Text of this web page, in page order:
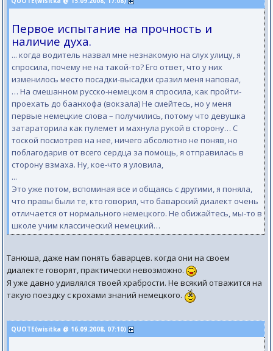
Первое испытание на прочность и
наличие духа.
... когда водитель назвал мне незнакомую на слух улицу, я
спросила, почему не на такой-то? Его ответ, что у них
изменилось место посадки-высадки сразил меня наповал,
… На смешанном русско-немецком я спросила, как пройти-
проехать до баанхофа (вокзала) Не смейтесь, но у меня
первые немецкие слова – получились, потому что девушка
затараторила как пулемет и махнула рукой в сторону… С
тоской посмотрев на нее, ничего абсолютно не поняв, но
поблагодарив от всего сердца за помощь, я отправилась в
сторону взмаха. Ну, кое-что я уловила,
...
Это уже потом, вспоминая все и общаясь с другими, я поняла,
что правы были те, кто говорил, что баварский диалект очень
отличается от нормального немецкого. Не обижайтесь, мы-то в
школе учим классический немецкий…
Танюша, даже нам понять баварцев. когда они на своем
диалекте говорят, практически невозможно.
Я уже давно удивлялся твоей храбрости. Не всякий отважится на
такую поездку с крохами знаний немецкого.
QUOTE(wisitka @ 16.09.2008, 07:10)